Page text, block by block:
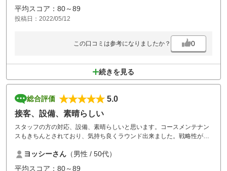
平均スコア：80～89
投稿日：2022/05/12
この口コミは参考になりましたか？ 0
続きを見る
総合評価
5.0
接客、設備、素晴らしい
スタッフの方の対応、設備、素晴らしいと思います。コースメンテナン
スもきちんとされており、気持ち良くラウンド出来ました。戦略性が加
ヨッシーさん （男性 / 50代）
平均スコア：80～89